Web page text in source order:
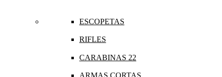
ESCOPETAS
RIFLES
CARABINAS 22